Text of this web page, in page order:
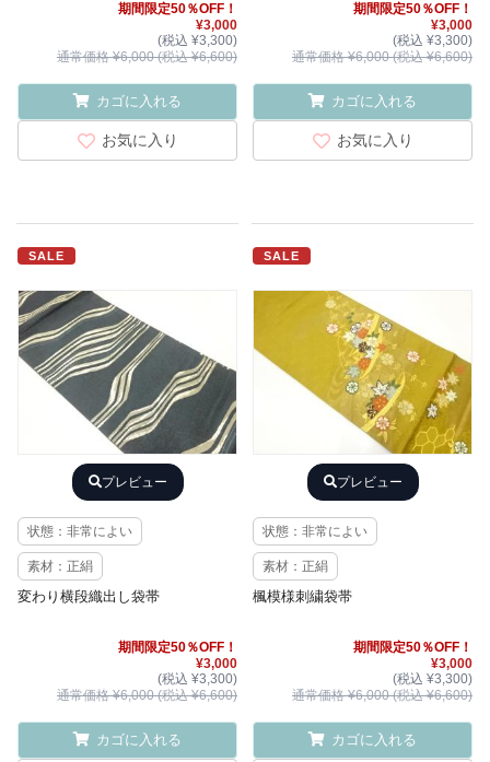
期間限定50％OFF！
¥3,000
(税込 ¥3,300)
通常価格 ¥6,000 (税込 ¥6,600)
カゴに入れる
お気に入り
期間限定50％OFF！
¥3,000
(税込 ¥3,300)
通常価格 ¥6,000 (税込 ¥6,600)
カゴに入れる
お気に入り
SALE
プレビュー
状態：非常によい
素材：正絹
変わり横段織出し袋帯
期間限定50％OFF！
¥3,000
(税込 ¥3,300)
通常価格 ¥6,000 (税込 ¥6,600)
カゴに入れる
SALE
プレビュー
状態：非常によい
素材：正絹
楓模様刺繍袋帯
期間限定50％OFF！
¥3,000
(税込 ¥3,300)
通常価格 ¥6,000 (税込 ¥6,600)
カゴに入れる